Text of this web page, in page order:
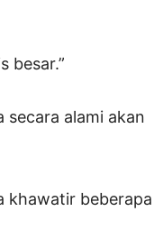
besar.”
secara alami akan
khawatir beberapa